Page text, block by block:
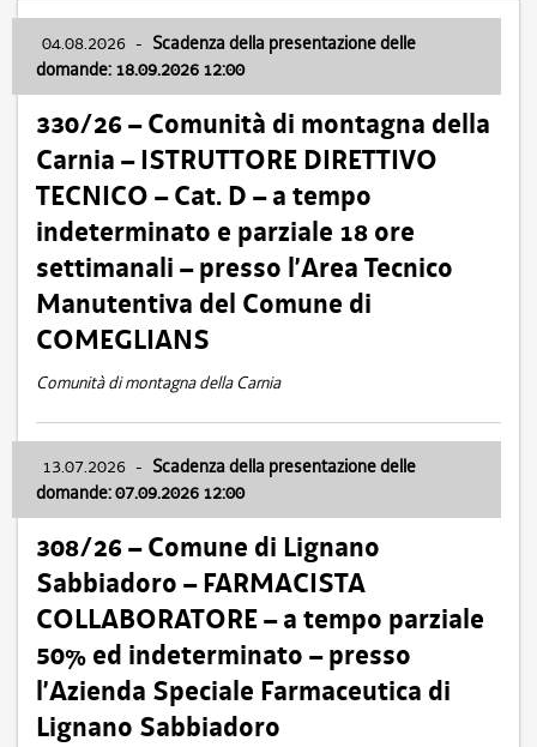
04.08.2026 - Scadenza della presentazione delle
domande: 18.09.2026 12:00
330/26 – Comunità di montagna della
Carnia – ISTRUTTORE DIRETTIVO
TECNICO – Cat. D – a tempo
indeterminato e parziale 18 ore
settimanali – presso l’Area Tecnico
Manutentiva del Comune di
COMEGLIANS
Comunità di montagna della Carnia
13.07.2026 - Scadenza della presentazione delle
domande: 07.09.2026 12:00
308/26 – Comune di Lignano
Sabbiadoro – FARMACISTA
COLLABORATORE – a tempo parziale
50% ed indeterminato – presso
l’Azienda Speciale Farmaceutica di
Lignano Sabbiadoro